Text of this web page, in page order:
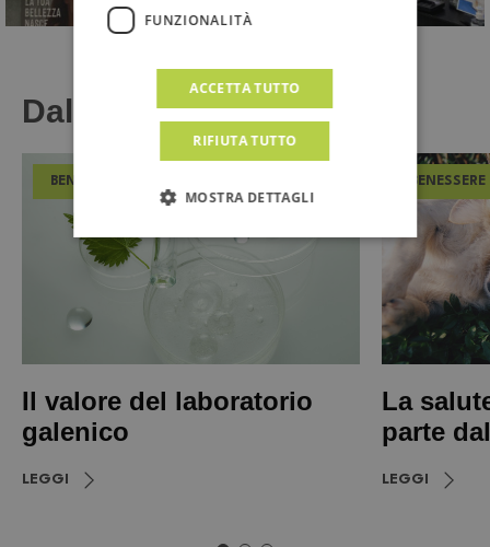
Dal Magazine
BENESSERE
Il valore del laboratorio
galenico
LEGGI
BENESSERE
La
parte
LEGGI
FUNZIONALITÀ
ACCETTA TUTTO
RIFIUTA TUTTO
MOSTRA DETTAGLI